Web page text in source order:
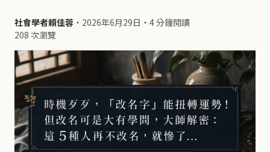
社會學者賴佳蓉 ・ 2026年6月29日 ・ 4 分鐘閱讀
208 次瀏覽